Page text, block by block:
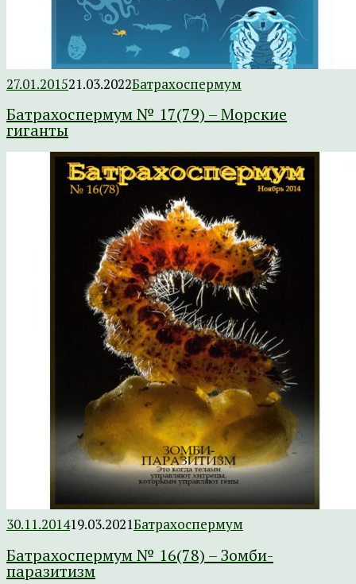
27.01.201521.03.2022Батрахоспермум
Батрахоспермум № 17(79) – Морские
гиганты
30.11.201419.03.2021Батрахоспермум
Батрахоспермум № 16(78) – Зомби-
паразитизм